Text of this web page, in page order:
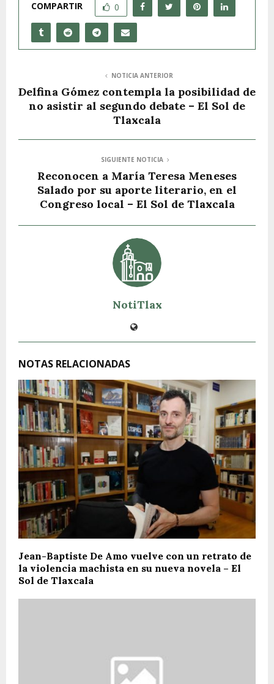
COMPARTIR 0
NOTICIA ANTERIOR
Delfina Gómez contempla la posibilidad de
no asistir al segundo debate – El Sol de
Tlaxcala
SIGUIENTE NOTICIA
Reconocen a María Teresa Meneses
Salado por su aporte literario, en el
Congreso local – El Sol de Tlaxcala
NotiTlax
NOTAS RELACIONADAS
Jean-Baptiste De Amo vuelve con un retrato de
la violencia machista en su nueva novela – El
Sol de Tlaxcala